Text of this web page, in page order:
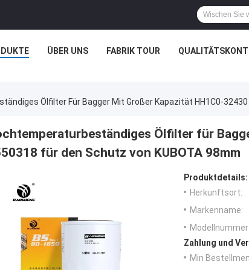
ÜBER UNS FABRIK TOUR
Ölfilter Für Bagger Mit Großer Kapazität HH1C0-
Ölfilter für
für den Schutz von KUBOTA 98mm
Produktdetails:
Herkunftsort:
Markenname:
Modellnummer:
Zahlung und
Min